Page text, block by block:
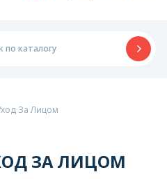
За Лицом
ЗА ЛИЦОМ